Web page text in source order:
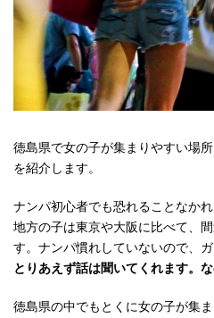
徳島県で女の子が集まりやすい場所
を紹介します。
ナンパ初心者でも恐れることなかれ
地方の子は東京や大阪に比べて、
す。ナンパ慣れしていないので、
とりあえず話は聞いてくれます。
徳島県の中でもとくに女の子が集